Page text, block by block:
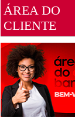
ÁREA DO
CLIENTE